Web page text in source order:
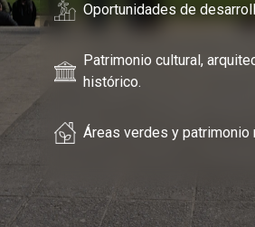
Oportunidades de
Patrimonio cultural,
histórico.
Áreas verdes y patrimonio